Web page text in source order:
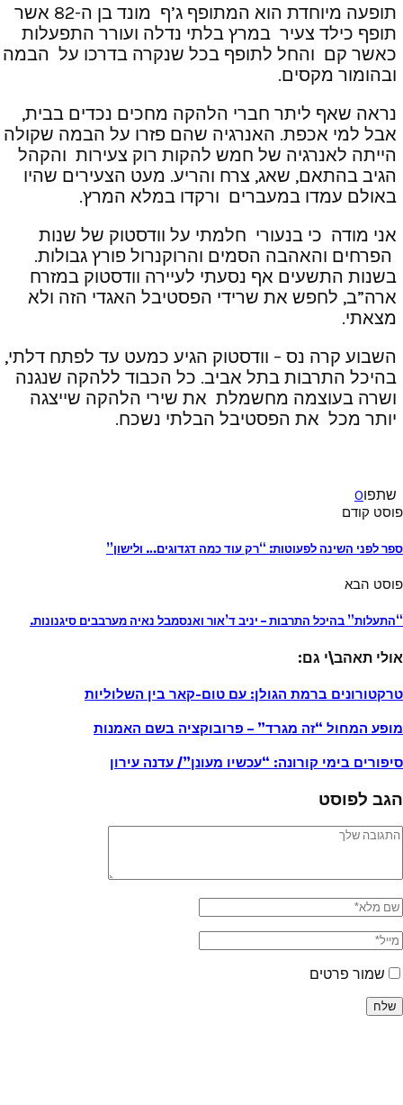
תופעה מיוחדת הוא המתופף ג’ף מונד בן ה-82 אשר
תופף כילד צעיר במרץ בלתי נדלה ועורר התפעלות
כאשר קם והחל לתופף בכל שנקרה בדרכו על הבמה
ובהומור מקסים.
נראה שאף ליתר חברי הלהקה מחכים נכדים בבית,
אבל למי אכפת. האנרגיה שהם פזרו על הבמה שקולה
הייתה לאנרגיה של חמש להקות רוק צעירות והקהל
הגיב בהתאם, שאג, צרח והריע. מעט הצעירים שהיו
באולם עמדו במעברים ורקדו במלא המרץ.
אני מודה כי בנעורי חלמתי על וודסטוק של שנות
הפרחים והאהבה הסמים והרוקנרול פורץ גבולות.
בשנות התשעים אף נסעתי לעיירה וודסטוק במזרח
ארה”ב, לחפש את שרידי הפסטיבל האגדי הזה ולא
מצאתי.
השבוע קרה נס – וודסטוק הגיע כמעט עד לפתח דלתי,
בהיכל התרבות בתל אביב. כל הכבוד ללהקה שנגנה
ושרה בעוצמה מחשמלת את שירי הלהקה שייצגה
יותר מכל את הפסטיבל הבלתי נשכח.
שתפו0
פוסט קודם
ספר לפני השינה לפעוטות: “רק עוד כמה דגדוגים… ולישון”
פוסט הבא
“התעלות” בהיכל התרבות – יניב ד’אור ואנסמבל נאיה מערבבים סיגנונות.
אולי תאהב\י גם:
טרקטורונים ברמת הגולן: עם טום-קאר בין השלוליות
מופע המחול “זה מגרד” – פרובוקציה בשם האמנות
סיפורים בימי קורונה: “עכשיו מעונן”/ עדנה עירון
הגב לפוסט
שמור פרטים